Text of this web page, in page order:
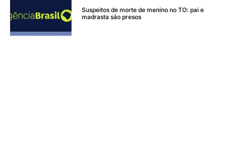
Suspeitos de morte de menino no TO: pai e
madrasta são presos